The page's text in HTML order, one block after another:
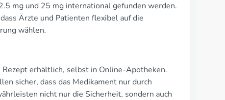
mg und 25 mg international gefunden werden.
Ärzte und Patienten flexibel auf die
wählen.
erhältlich, selbst in Online-Apotheken.
sicher, dass das Medikament nur durch
nicht nur die Sicherheit, sondern auch